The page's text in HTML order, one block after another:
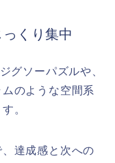
くり集中
グソーパズルや、
のような空間系
。
達成感と次への